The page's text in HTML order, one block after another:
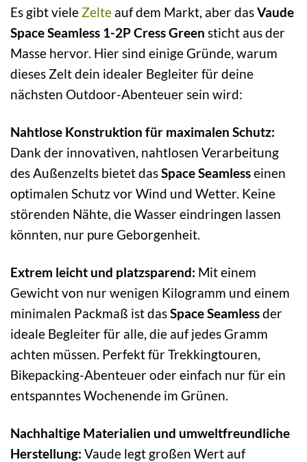
Es gibt viele Zelte auf dem Markt, aber dasVaude
Space Seamless 1-2P Cress Green sticht aus der
Masse hervor. Hier sind einige Gründe, warum
dieses Zelt dein idealer Begleiter für deine
nächsten Outdoor-Abenteuer sein wird:
Nahtlose Konstruktion für maximalen Schutz:
Dank der innovativen, nahtlosen Verarbeitung
des Außenzelts bietet dasSpace Seamlesseinen
optimalen Schutz vor Wind und Wetter. Keine
störenden Nähte, die Wasser eindringen lassen
könnten, nur pure Geborgenheit.
Extrem leicht und platzsparend: Mit einem
Gewicht von nur wenigen Kilogramm und einem
minimalen Packmaß ist dasSpace Seamlessder
ideale Begleiter für alle, die auf jedes Gramm
achten müssen. Perfekt für Trekkingtouren,
Bikepacking-Abenteuer oder einfach nur für ein
entspanntes Wochenende im Grünen.
Nachhaltige Materialien und umweltfreundliche
Herstellung: Vaude legt großen Wert auf